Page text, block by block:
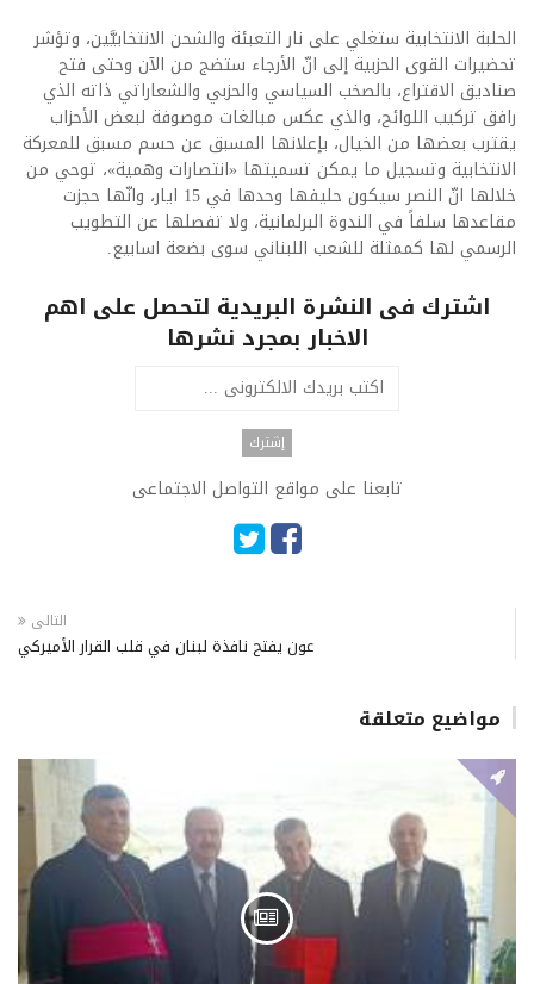
الحلبة الانتخابية ستغلي على نار التعبئة والشحن الانتخابيَّين، وتؤشر
تحضيرات القوى الحزبية إلى انّ الأرجاء ستضج من الآن وحتى فتح
صناديق الاقتراع، بالصخب السياسي والحزبي والشعاراتي ذاته الذي
رافق تركيب اللوائح، والذي عكس مبالغات موصوفة لبعض الأحزاب
يقترب بعضها من الخيال، بإعلانها المسبق عن حسم مسبق للمعركة
الانتخابية وتسجيل ما يمكن تسميتها «انتصارات وهمية»، توحي من
خلالها انّ النصر سيكون حليفها وحدها في 15 ايار، وانّها حجزت
مقاعدها سلفاً في الندوة البرلمانية، ولا تفصلها عن التطويب
الرسمي لها كممثلة للشعب اللبناني سوى بضعة اسابيع.
اشترك فى النشرة البريدية لتحصل على اهم
الاخبار بمجرد نشرها
تابعنا على مواقع التواصل الاجتماعى
التالى
عون يفتح نافذة لبنان في قلب القرار الأميركي
مواضيع متعلقة